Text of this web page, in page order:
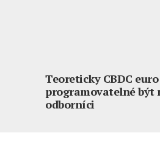
Teoreticky CBDC euro
programovatelné být
odborníci